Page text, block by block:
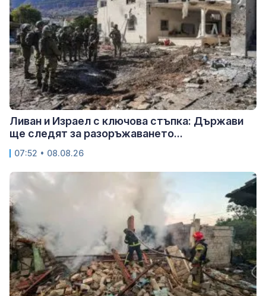
Ливан и Израел с ключова стъпка: Държави
ще следят за разоръжаването...
07:52 • 08.08.26